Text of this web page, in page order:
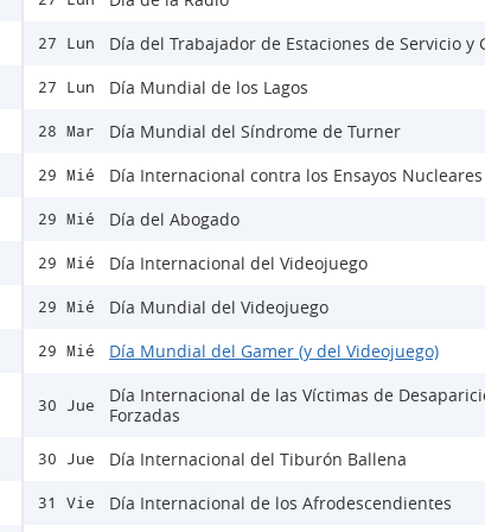
27 Lun Día del Trabajador de Estaciones de Servicio y
27 Lun Día Mundial de los Lagos
28 Mar Día Mundial del Síndrome de Turner
29 Mié Día Internacional contra los Ensayos Nucleares
29 Mié Día del Abogado
29 Mié Día Internacional del Videojuego
29 Mié Día Mundial del Videojuego
29 Mié Día Mundial del Gamer (y del Videojuego)
30 Jue
Día Internacional de las Víctimas de
Forzadas
30 Jue Día Internacional del Tiburón Ballena
31 Vie Día Internacional de los Afrodescendientes